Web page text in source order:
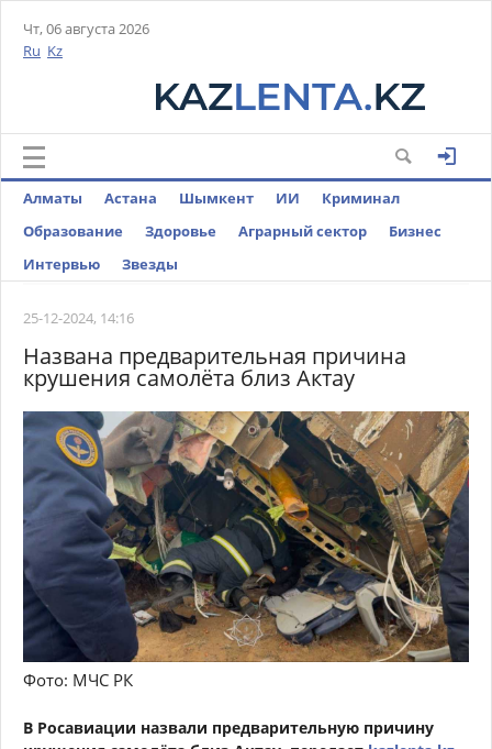
Чт, 06 августа 2026
Ru Kz
Алматы Астана Шымкент ИИ
Криминал
Образование
Здоровье Аграрный сектор
Бизнес
Интервью
Звезды
25-12-2024, 14:16
Названа предварительная причина
крушения самолёта близ Актау
Фото: МЧС РК
В Росавиации назвали предварительную причину